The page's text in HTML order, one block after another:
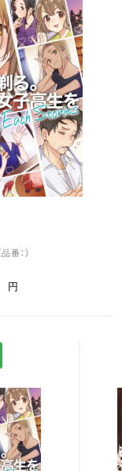
品番：）
円